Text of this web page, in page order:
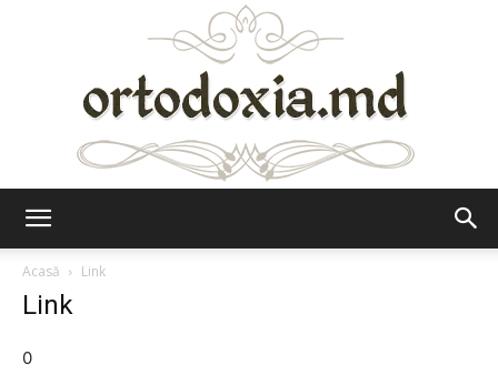
Acasă
Link
Link
0